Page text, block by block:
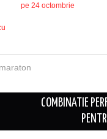
pe 24 octombrie
COMBINATIE